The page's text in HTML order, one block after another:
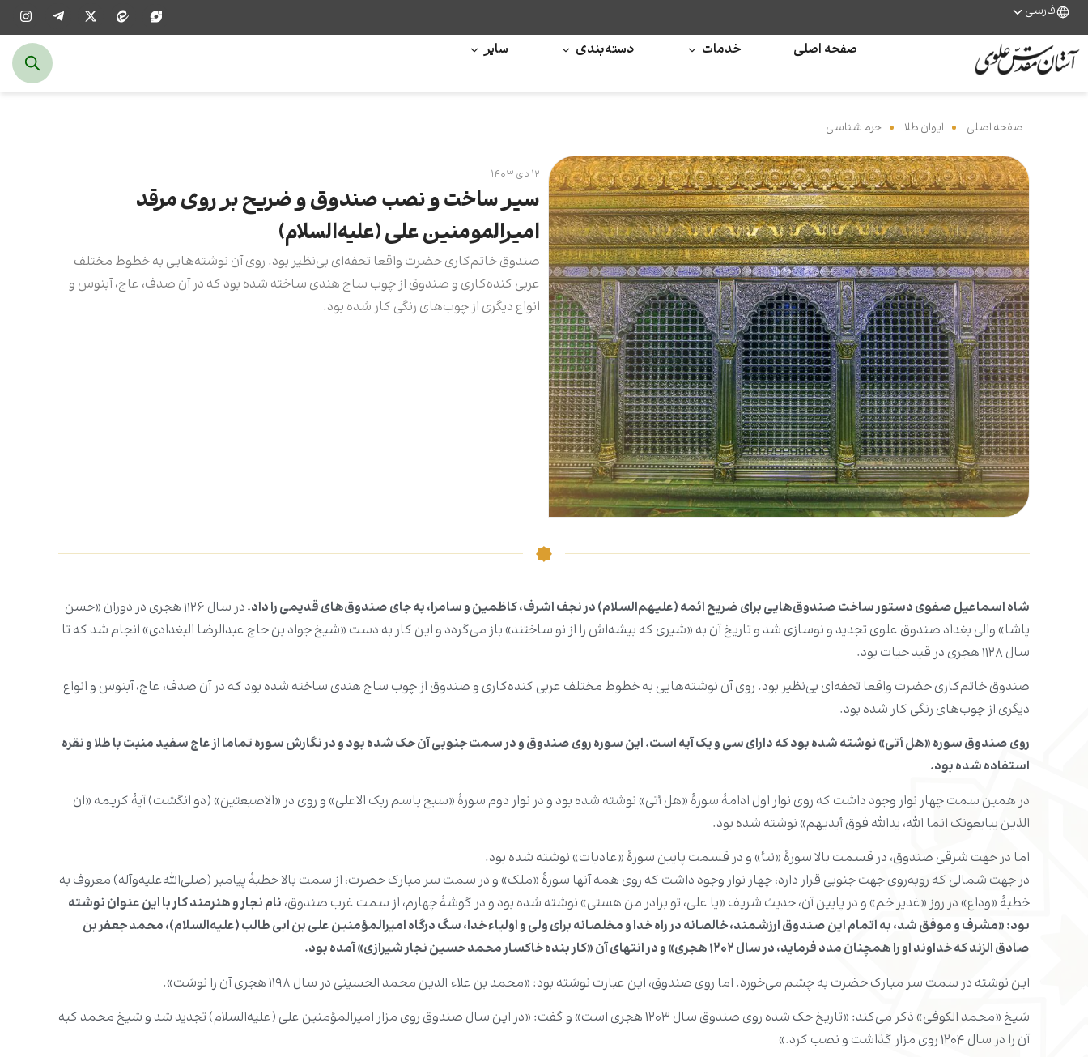
فارسی
صفحه اصلی خدمات دسته‌بندی سایر
صفحه اصلی ایوان طلا حرم شناسی
۱۲ دی ۱۴۰۳
سیر ساخت و نصب صندوق و ضریح بر روی مرقد
امیرالمومنین علی (علیه‌السلام)
صندوق خاتم‌کاری حضرت‌ واقعا تحفه‌ای بی‌نظیر بود. روی آن نوشته‌هایی به خطوط مختلف
عربی کنده‌کاری و صندوق از چوب ساج هندی ساخته شده بود که در آن صدف، عاج،‌ آبنوس و
انواع دیگری از چوب‌های رنگی کار شده بود.
شاه اسماعیل صفوی دستور ساخت صندوق‌هایی برای ضریح‌ ائمه (علیهم‌السلام) در نجف اشرف، کاظمین و سامرا، به جای صندوق‌های قدیمی را داد.
در سال ۱۱۲۶ هجری در دوران «حسن
پاشا» والی بغداد صندوق علوی تجدید و نوسازی شد و تاریخ آن به «شیری که بیشه‌اش را از نو ساختند» باز می‌‌گردد و این کار به دست «شیخ جواد بن حاج عبدالرضا البغدادی» انجام شد که تا
سال ۱۱۲۸ هجری در قید حیات بود.
صندوق خاتم‌کاری حضرت‌ واقعا تحفه‌ای بی‌نظیر بود. روی آن نوشته‌هایی به خطوط مختلف عربی کنده‌کاری و صندوق از چوب ساج هندی ساخته شده بود که در آن صدف، عاج،‌ آبنوس و انواع
دیگری از چوب‌های رنگی کار شده بود.
روی صندوق سوره «هل أتی» نوشته شده بود که دارای سی و یک آیه است. این سوره روی صندوق و در سمت جنوبی آن حک شده بود و در نگارش سوره تماما از عاج سفید منبت با طلا و نقره
استفاده شده بود.
در همین سمت چهار نوار وجود داشت که روی نوار اول ادامۀ سورۀ «هل أتی» نوشته شده بود و در نوار دوم سورۀ «سبح باسم ربک الاعلی» و روی در «الاصبعتین» (دو انگشت) آیۀ کریمه «ان
الذین یبایعونک انما الله، یدالله فوق أیدیهم» نوشته شده بود.
اما در جهت شرقی صندوق، در قسمت بالا سورۀ «نبأ» و در قسمت پایین سورۀ «عادیات» نوشته شده بود.
در جهت شمالی که روبه‌روی جهت جنوبی قرار دارد، چهار نوار وجود داشت که روی همه آنها سورۀ «ملک» و در سمت سر مبارک حضرت، از سمت بالا خطبۀ پیامبر (صلی‌الله‌علیه‌وآله) معروف به
خطبۀ «وداع» در روز «غدیر خم» و در پایین آن، حدیث شریف «یا علی، تو برادر من هستی» نوشته شده بود و در گوشۀ چهارم، از سمت غرب صندوق، نام نجار و هنرمند کار با این عنوان نوشته
بود: «مشرف و موفق شد، به اتمام این صندوق ارزشمند، خالصانه در راه خدا و مخلصانه برای ولی و اولیاء خدا، سگ درگاه امیرالمؤمنین علی بن ابی طالب (علیه‌السلام)، محمد جعفر بن
صادق الزند که خداوند او را همچنان مدد فرماید، در سال۱۲۰۲ هجری» و در انتهای آن «کار بنده خاکسار محمد حسین نجار شیرازی» آمده بود
.
این نوشته در سمت سر مبارک حضرت به چشم می‌خورد. اما روی صندوق، این عبارت نوشته بود: «محمد بن علاء الدین محمد الحسینی در سال ۱۱۹۸ هجری آن را نوشت».
شیخ «محمد الکوفی» ذکر می‌کند: «تاریخ حک شده روی صندوق سال ۱۲۰۳ هجری است» و گفت: «در این سال صندوق روی مزار امیرالمؤمنین علی (علیه‌السلام) تجدید شد و شیخ محمد کبه
آن را در سال ۱۲۰۴ روی مزار گذاشت و نصب کرد.»